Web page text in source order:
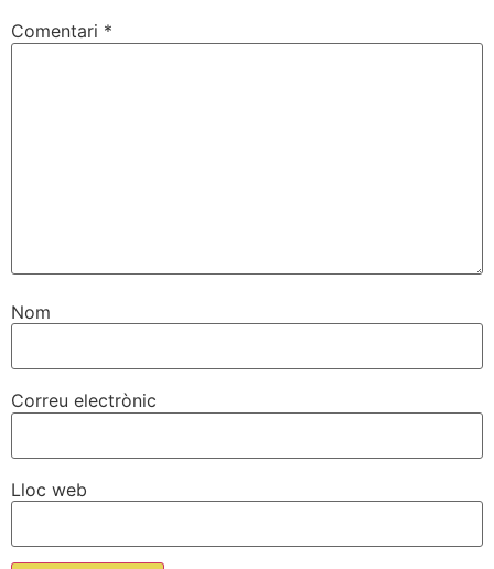
Comentari *
Nom
Correu electrònic
Lloc web